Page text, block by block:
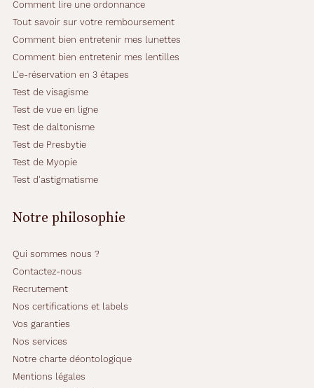
Comment lire une ordonnance
Tout savoir sur votre remboursement
Comment bien entretenir mes lunettes
Comment bien entretenir mes lentilles
L'e-réservation en 3 étapes
Test de visagisme
Test de vue en ligne
Test de daltonisme
Test de Presbytie
Test de Myopie
Test d'astigmatisme
Notre philosophie
Qui sommes nous ?
Contactez-nous
Recrutement
Nos certifications et labels
Vos garanties
Nos services
Notre charte déontologique
Mentions légales